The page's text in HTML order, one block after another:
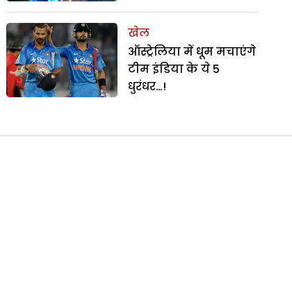
खेल
ऑस्ट्रेलिया में धूम मचाएंगे
टीम इंडिया के ये 5
धुरंधर…!